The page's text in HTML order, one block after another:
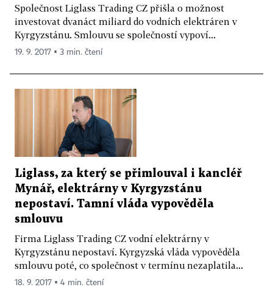
Společnost Liglass Trading CZ přišla o možnost
investovat dvanáct miliard do vodních elektráren v
Kyrgyzstánu. Smlouvu se společností vypoví...
19. 9. 2017 ▪ 3 min. čtení
Liglass, za který se přimlouval i kancléř
Mynář, elektrárny v Kyrgyzstánu
nepostaví. Tamní vláda vypověděla
smlouvu
Firma Liglass Trading CZ vodní elektrárny v
Kyrgyzstánu nepostaví. Kyrgyzská vláda vypověděla
smlouvu poté, co společnost v termínu nezaplatila...
18. 9. 2017 ▪ 4 min. čtení